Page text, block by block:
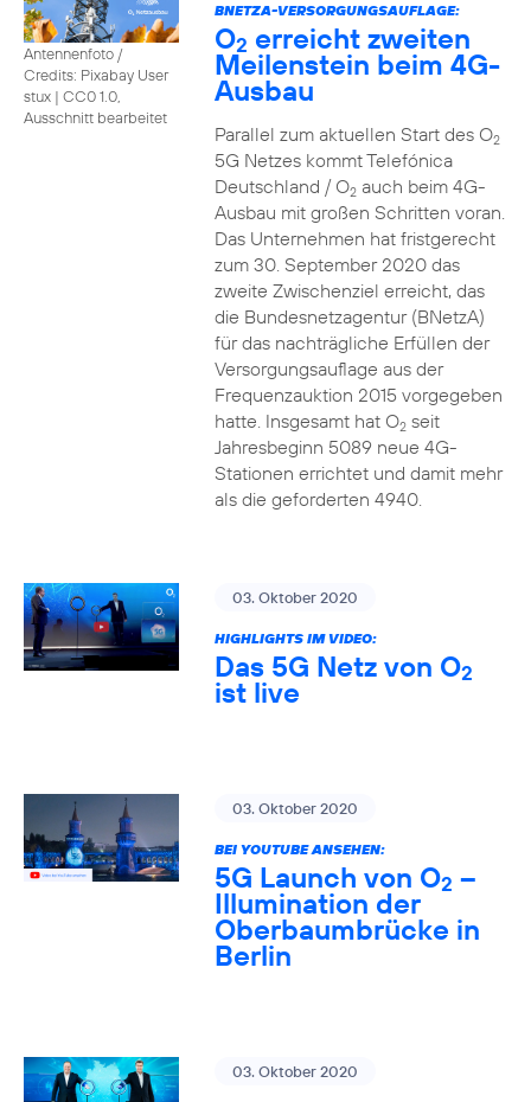
Antennenfoto /
Credits: Pixabay User
stux | CC0 1.0,
Ausschnitt bearbeitet
BNETZA-VERSORGUNGSAUFLAGE:
O2 erreicht zweiten
Meilenstein beim 4G-
Ausbau
Parallel zum aktuellen Start des O2
5G Netzes kommt Telefónica
Deutschland / O2auch beim 4G-
Ausbau mit großen Schritten voran.
Das Unternehmen hat fristgerecht
zum 30. September 2020 das
zweite Zwischenziel erreicht, das
die Bundesnetzagentur (BNetzA)
für das nachträgliche Erfüllen der
Versorgungsauflage aus der
Frequenzauktion 2015 vorgegeben
hatte. Insgesamt hat O2seit
Jahresbeginn 5089 neue 4G-
Stationen errichtet und damit mehr
als die geforderten 4940.
03. Oktober 2020
HIGHLIGHTS IM VIDEO:
Das 5G Netz von O2
ist live
03. Oktober 2020
BEI YOUTUBE ANSEHEN:
5G Launch von O2 –
Illumination der
Oberbaumbrücke in
Berlin
03. Oktober 2020